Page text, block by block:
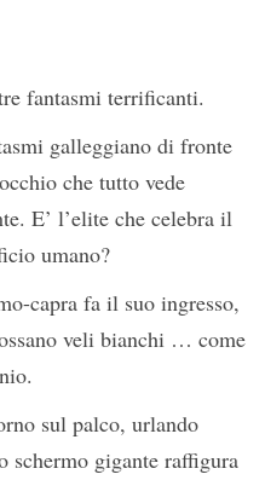
fantasmi terrificanti.
galleggiano di fronte
che tutto vede
E’ l’elite che celebra il
umano?
capra fa il suo ingresso,
veli bianchi … come
sul palco, urlando
schermo gigante raffigura